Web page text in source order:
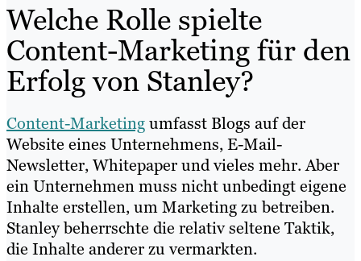
Welche Rolle spielte
Content-Marketing für den
Erfolg von Stanley?
Content-Marketingumfasst Blogs auf der
Website eines Unternehmens, E-Mail-
Newsletter, Whitepaper und vieles mehr. Aber
ein Unternehmen muss nicht unbedingt eigene
Inhalte erstellen, um Marketing zu betreiben.
Stanley beherrschte die relativ seltene Taktik,
die Inhalte anderer zu vermarkten.